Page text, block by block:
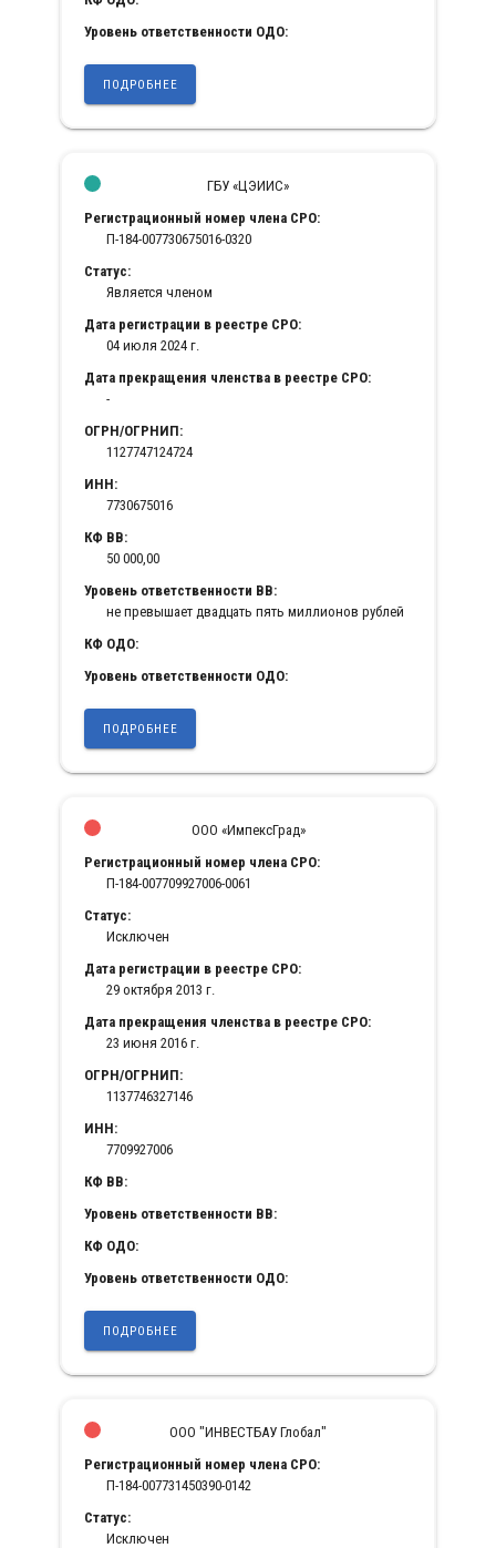
Уровень ответственности ОДО:
ПОДРОБНЕЕ
ГБУ «ЦЭИИС»
Регистрационный номер члена СРО:
П-184-007730675016-0320
Статус:
Является членом
Дата регистрации в реестре СРО:
04 июля 2024 г.
Дата прекращения членства в реестре СРО:
-
ОГРН/ОГРНИП:
1127747124724
ИНН:
7730675016
КФ ВВ:
50 000,00
Уровень ответственности ВВ:
не превышает двадцать пять миллионов рублей
КФ ОДО:
Уровень ответственности ОДО:
ПОДРОБНЕЕ
ООО «ИмпексГрад»
Регистрационный номер члена СРО:
П-184-007709927006-0061
Статус:
Исключен
Дата регистрации в реестре СРО:
29 октября 2013 г.
Дата прекращения членства в реестре СРО:
23 июня 2016 г.
ОГРН/ОГРНИП:
1137746327146
ИНН:
7709927006
КФ ВВ:
Уровень ответственности ВВ:
КФ ОДО:
Уровень ответственности ОДО:
ПОДРОБНЕЕ
ООО "ИНВЕСТБАУ Глобал"
Регистрационный номер члена СРО:
П-184-007731450390-0142
Статус:
Исключен